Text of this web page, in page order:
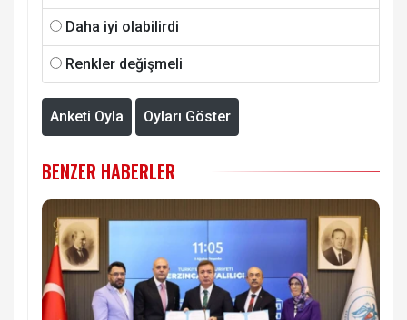
Daha iyi olabilirdi
Renkler değişmeli
Anketi Oyla Oyları Göster
BENZER HABERLER